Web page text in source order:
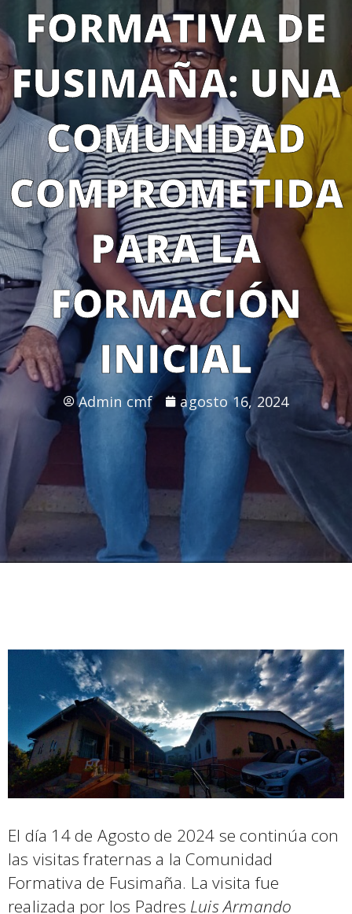
FORMATIVA DE
FUSIMAÑA: UNA
COMUNIDAD
COMPROMETIDA
PARA LA
FORMACIÓN
INICIAL
Admin cmf agosto 16, 2024
El día 14 de Agosto de 2024 se continúa con
las visitas fraternas a la Comunidad
Formativa de Fusimaña. La visita fue
realizada por los Padres Luis Armando